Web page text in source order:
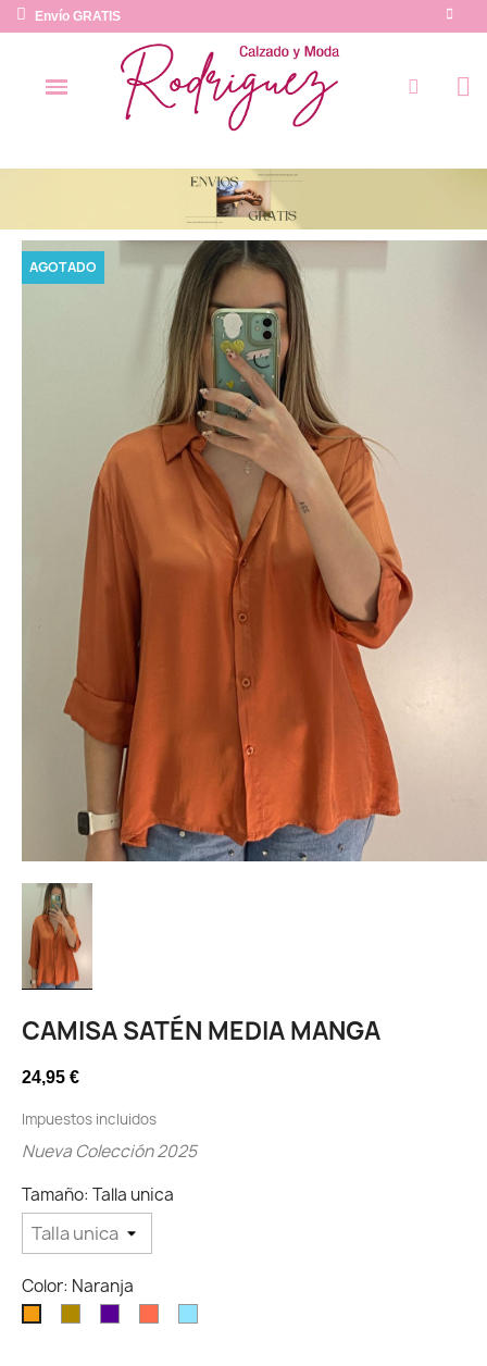
Envío GRATIS
AGOTADO
CAMISA SATÉN MEDIA MANGA
24,95 €
Impuestos incluidos
Nueva Colección 2025
Tamaño: Talla unica
Color: Naranja